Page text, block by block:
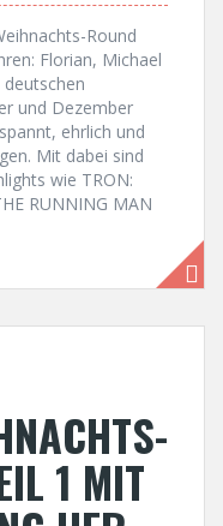
Round
Florian, Michael
und Dezember
ehrlich und
Mit dabei sind
wie TRON:
RUNNING MAN
1 MIT